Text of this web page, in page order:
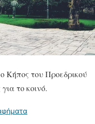
Κήπος του Προεδρικού
το κοινό.